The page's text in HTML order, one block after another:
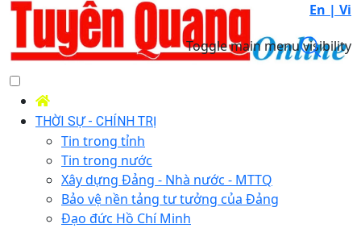
En | Vi
Toggle main menu visibility
THỜI SỰ - CHÍNH TRỊ
Tin trong tỉnh
Tin trong nước
Xây dựng Đảng - Nhà nước - MTTQ
Bảo vệ nền tảng tư tưởng của Đảng
Đạo đức Hồ Chí Minh